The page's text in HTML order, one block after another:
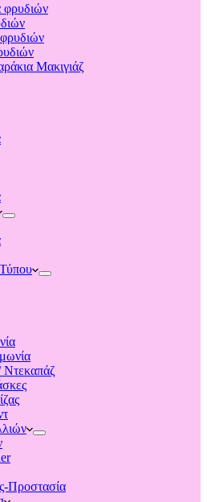
Μακιγιάζ
Ντεκαπάζ
Προστασία